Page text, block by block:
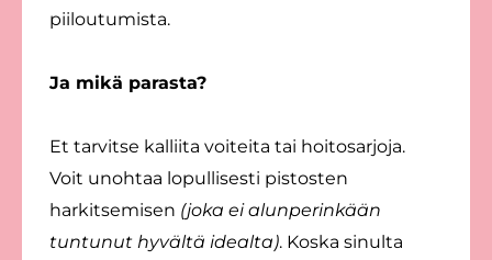
piiloutumista.
Ja mikä parasta?
Et tarvitse kalliita voiteita tai hoitosarjoja.
Voit unohtaa lopullisesti pistosten
harkitsemisen (joka ei alunperinkään
tuntunut hyvältä idealta). Koska sinulta